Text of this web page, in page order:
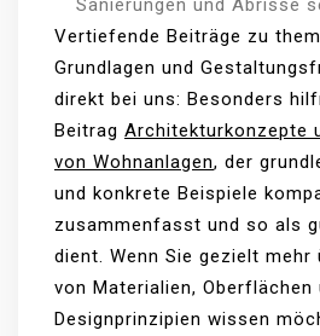
Sanierungen und Abrisse
Vertiefende Beiträge zu
Grundlagen und
direkt bei uns: Besonders
Beitrag Architekturkonzepte
von Wohnanlagen, der
und konkrete Beispiele
zusammenfasst und so als
dient. Wenn Sie gezielt mehr
von Materialien, Oberflächen
Designprinzipien wissen